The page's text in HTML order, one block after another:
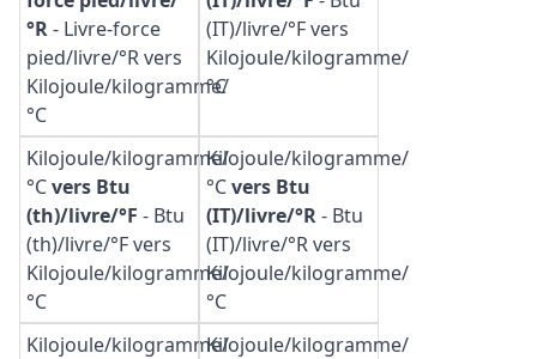
°R- Livre-force
pied/livre/°R vers
Kilojoule/kilogramme/
°C
(IT)/livre/°F vers
Kilojoule/kilogramme/
°C
Kilojoule/kilogramme/
°Cvers Btu
(th)/livre/°F - Btu
(th)/livre/°F vers
Kilojoule/kilogramme/
°C
Kilojoule/kilogramme/
°Cvers Btu
(IT)/livre/°R- Btu
(IT)/livre/°R vers
Kilojoule/kilogramme/
°C
Kilojoule/kilogramme/Kilojoule/kilogramme/